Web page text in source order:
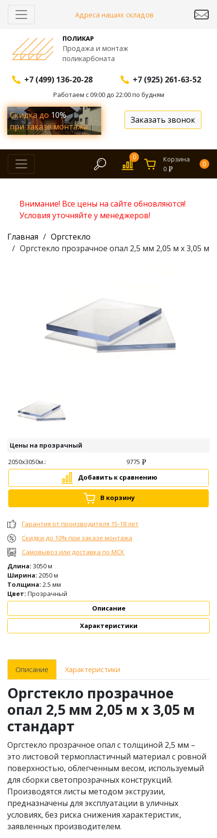
Адреса наших складов
ПОЛИКАР
Продажа и монтаж
поликарбоната
+7 (499) 136-20-28 +7 (925) 261-63-52
Работаем с 09:00 до 22:00 по будням
Скидка до10%
при заказе монтажа
Заказать звонок
0
Корзина
0
0
Внимание! Все цены на сайте обновляются!
Условия уточняйте у менеджеров!
Главная
Оргстекло
Оргстекло прозрачное опал 2,5 мм 2,05 м х 3,05 м
Предыдущий
Цены на прозрачный
2050х3050м.:
9775
Добавить к сравнению
В корзину
Гарантия от производителя 15-18 лет
Скидки до 10% при заказе монтажа
Самовывоз или доставка по МСК
Длина: 3050 м
Ширина: 2050 м
Толщина: 2.5 мм
Цвет: Прозрачный
Описание
Характеристики
Описание Характеристики
Оргстекло прозрачное
опал 2,5 мм 2,05 м х 3,05 м
стандарт
Оргстекло прозрачное опал с толщиной 2,5 мм –
это листовой термопластичный материал с ровной
поверхностью, облегченным весом, используемый
для сборки светопрозрачных конструкций.
Производятся листы методом экструзии,
предназначены для эксплуатации в уличных
условиях, без риска снижения характеристик,
заявленных производителем.